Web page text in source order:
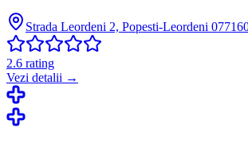
Strada Leordeni 2, Popesti-Leordeni
2.6 rating
Vezi detalii →